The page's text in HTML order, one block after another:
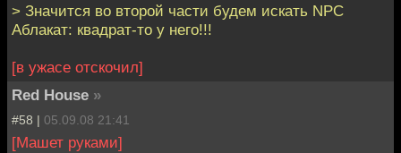
> Значится во второй части будем искать NPC
Аблакат: квадрат-то у него!!!
[в ужасе отскочил]
Red House »
#58 | 05.09.08 21:41
[Машет руками]